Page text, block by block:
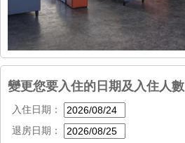
變更您要入住的日期及入住人數
入住日期：
退房日期：